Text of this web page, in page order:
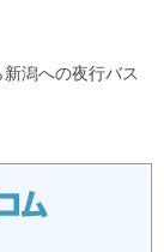
潟への夜行バス